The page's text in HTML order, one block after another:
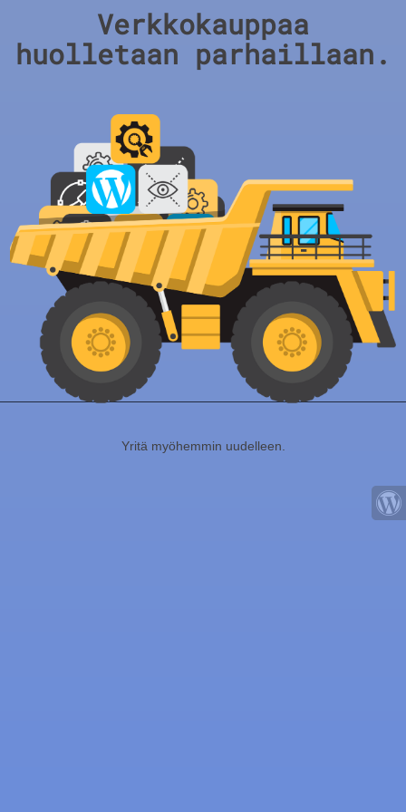
Verkkokauppaa
huolletaan parhaillaan.
Yritä myöhemmin uudelleen.